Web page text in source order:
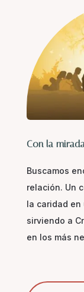
Con la
Buscamos
relación. Un
la caridad
sirviendo a
en los más